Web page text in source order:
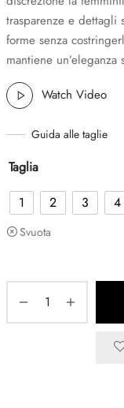
trasparenze e dettagli
forme senza
mantiene un’eleganza
Watch Video
Guida alle taglie
Taglia
1
2 3 4
Svuota